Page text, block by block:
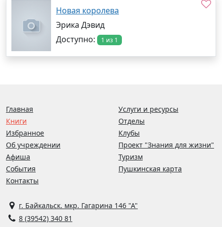
Новая королева
Эрика Дэвид
Доступно:
1 из 1
г. Байкальск. мкр. Гагарина 146 "А"
8 (39542) 340 81
Главная
Книги
Избранное
Об учреждении
Афиша
События
Контакты
Услуги и ресурсы
Отделы
Клубы
Проект "Знания для жизни"
Туризм
Пушкинская карта